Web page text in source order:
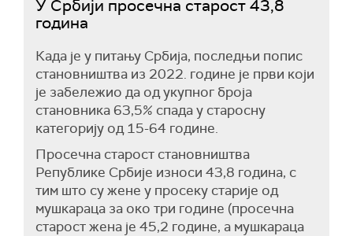
У Србији просечна старост 43,8
година
Када је у питању Србија, последњи попис
становништва из 2022. године је први који
је забележио да од укупног броја
становника 63,5% спада у старосну
категорију од 15-64 године.
Просечна старост становништва
Републике Србије износи 43,8 година, с
тим што су жене у просеку старије од
мушкараца за око три године (просечна
старост жена је 45,2 године, а мушкараца